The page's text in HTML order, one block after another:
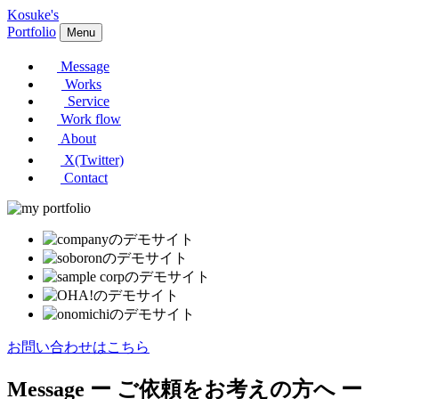
Kosuke's
Portfolio
Menu
Message
Works
Service
Work flow
About
X(Twitter)
Contact
お問い合わせはこちら
Message ー ご依頼をお考えの方へ ー